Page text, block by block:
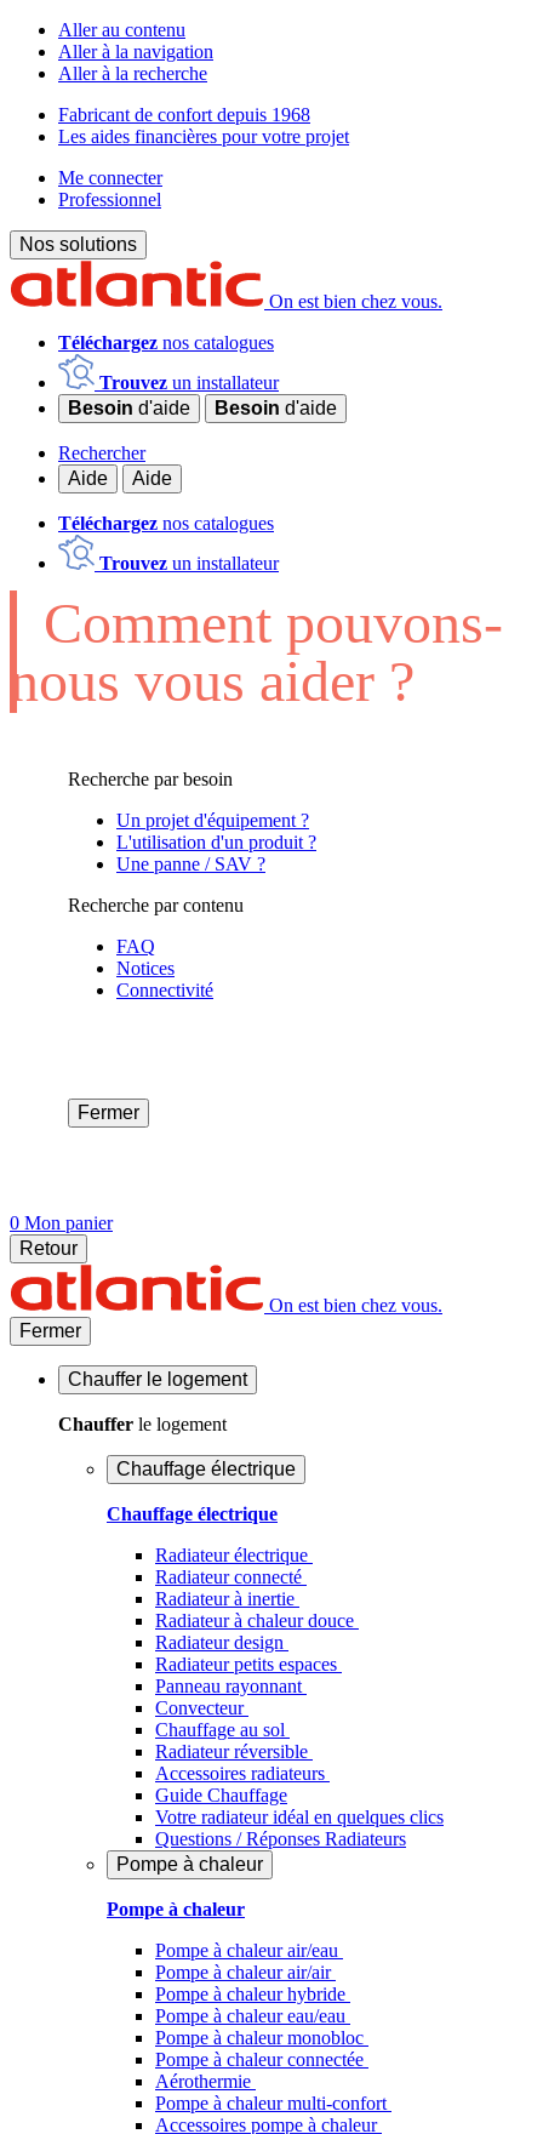
Aller au contenu
Aller à la navigation
Aller à la recherche
Fabricant de confort depuis 1968
Les aides financières pour votre projet
Me connecter
Professionnel
Nos solutions
On est bien chez vous.
Téléchargez nos catalogues
Trouvez un installateur
Besoin d'aide Besoin d'aide
Rechercher
Aide
Aide
Téléchargez nos catalogues
Trouvez un installateur
Comment pouvons-
nous vous aider ?
Recherche par besoin
Un projet d'équipement ?
L'utilisation d'un produit ?
Une panne / SAV ?
Recherche par contenu
FAQ
Notices
Connectivité
Fermer
0 Mon panier
Retour
On est bien chez vous.
Fermer
Chauffer le logement
Chauffer le logement
Chauffage électrique
Chauffage électrique
Radiateur électrique
Radiateur connecté
Radiateur à inertie
Radiateur à chaleur douce
Radiateur design
Radiateur petits espaces
Panneau rayonnant
Convecteur
Chauffage au sol
Radiateur réversible
Accessoires radiateurs
Guide Chauffage
Votre radiateur idéal en quelques clics
Questions / Réponses Radiateurs
Pompe à chaleur
Pompe à chaleur
Pompe à chaleur air/eau
Pompe à chaleur air/air
Pompe à chaleur hybride
Pompe à chaleur​ eau/eau
Pompe à chaleur monobloc
Pompe à chaleur connectée
Aérothermie
Pompe à chaleur multi-confort
Accessoires pompe à chaleur